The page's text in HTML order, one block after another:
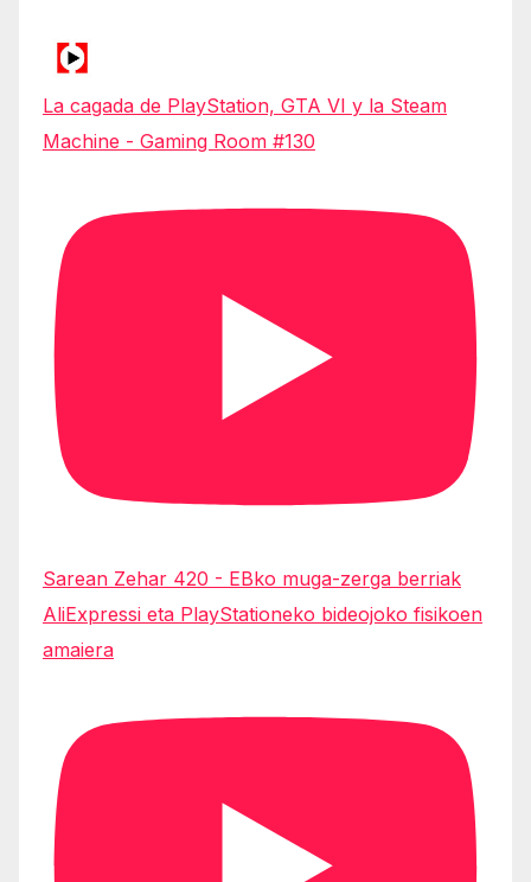
La cagada de PlayStation, GTA VI y la Steam
Machine - Gaming Room #130
Sarean Zehar 420 - EBko muga-zerga berriak
AliExpressi eta PlayStationeko bideojoko fisikoen
amaiera